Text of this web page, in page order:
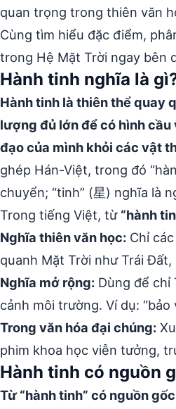
quan trọng trong thiên văn
Cùng tìm hiểu đặc điểm,
trong Hệ Mặt Trời ngay bên
Hành tinh nghĩa là
Hành tinh là thiên thể quay
lượng đủ lớn để có hình cầu
đạo của mình khỏi các vật
ghép Hán-Việt, trong đó
chuyển; “tinh” (星) nghĩa là
Trong tiếng Việt, từ “hành
Nghĩa thiên văn học: Chỉ
quanh Mặt Trời như Trái Đất,
Nghĩa mở rộng: Dùng để
cảnh môi trường. Ví dụ: “bảo
Trong văn hóa đại chúng:
phim khoa học viễn tưởng,
Hành tinh có nguồn
Từ “hành tinh” có nguồn